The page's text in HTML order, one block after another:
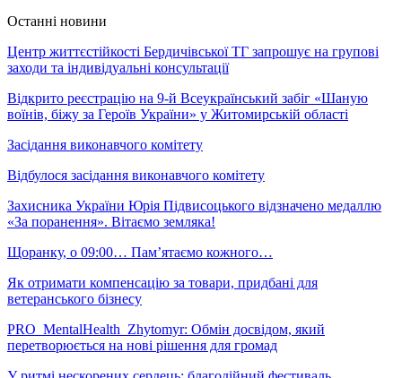
Останні новини
Центр життєстійкості Бердичівської ТГ запрошує на групові
заходи та індивідуальні консультації
Відкрито реєстрацію на 9-й Всеукраїнський забіг «Шаную
воїнів, біжу за Героїв України» у Житомирській області
Засідання виконавчого комітету
Відбулося засідання виконавчого комітету
Захисника України Юрія Підвисоцького відзначено медаллю
«За поранення». Вітаємо земляка!
Щоранку, о 09:00… Пам’ятаємо кожного…
Як отримати компенсацію за товари, придбані для
ветеранського бізнесу
PRO_MentalHealth_Zhytomyr: Обмін досвідом, який
перетворюється на нові рішення для громад